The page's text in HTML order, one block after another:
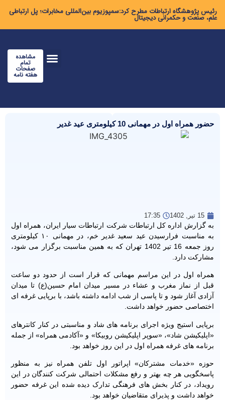
رئیس پژوهشگاه ارتباطات مطرح کرد:سمپوزیوم بین‌المللی مخابرات؛ پل ارتباطی
علم، صنعت و حکمرانی دیجیتال
مشاهده
تمام
صفحات
هفته نامه
حضور همراه اول در مهمانی 10 کیلومتری عید غدیر
15 تیر, 1402 17:35
به گزارش اداره کل ارتباطات شرکت ارتباطات سیار ایران، همراه اول
به مناسبت فرارسیدن عید سعید غدیر خم، در مهمانی ۱۰ کیلومتری
روز جمعه 16 تیر 1402 تهران که به همین مناسبت برگزار می شود،
مشارکت دارد.
همراه اول در این مراسم مهمانی که قرار است از حدود دو ساعت
قبل از نماز مغرب و عشاء در مسیر میدان امام حسین(ع) تا میدان
آزادی آغاز شود و تا پاسی از شب ادامه داشته باشد، با برپایی غرفه ای
اختصاصی حضور خواهد داشت.
برپایی استیج ویژه اجرای برنامه های شاد و مناسبتی در کنار کانترهای
«اپلیکیشن شاد»، «سوپر اپلیکیشن روبیکا» و «آکادمی همراه» از جمله
برنامه های غرفه همراه اول در این روز خواهد بود.
حوزه «خدمات مشترکان» اپراتور اول تلفن همراه نیز به منظور
پاسخگویی هر چه بهتر و رفع مشکلات احتمالی شرکت کنندگان در این
رویداد، در کنار بخش های فرهنگی تدارک دیده شده این غرفه حضور
خواهد داشت و پذیرای متقاضیان خواهد بود.